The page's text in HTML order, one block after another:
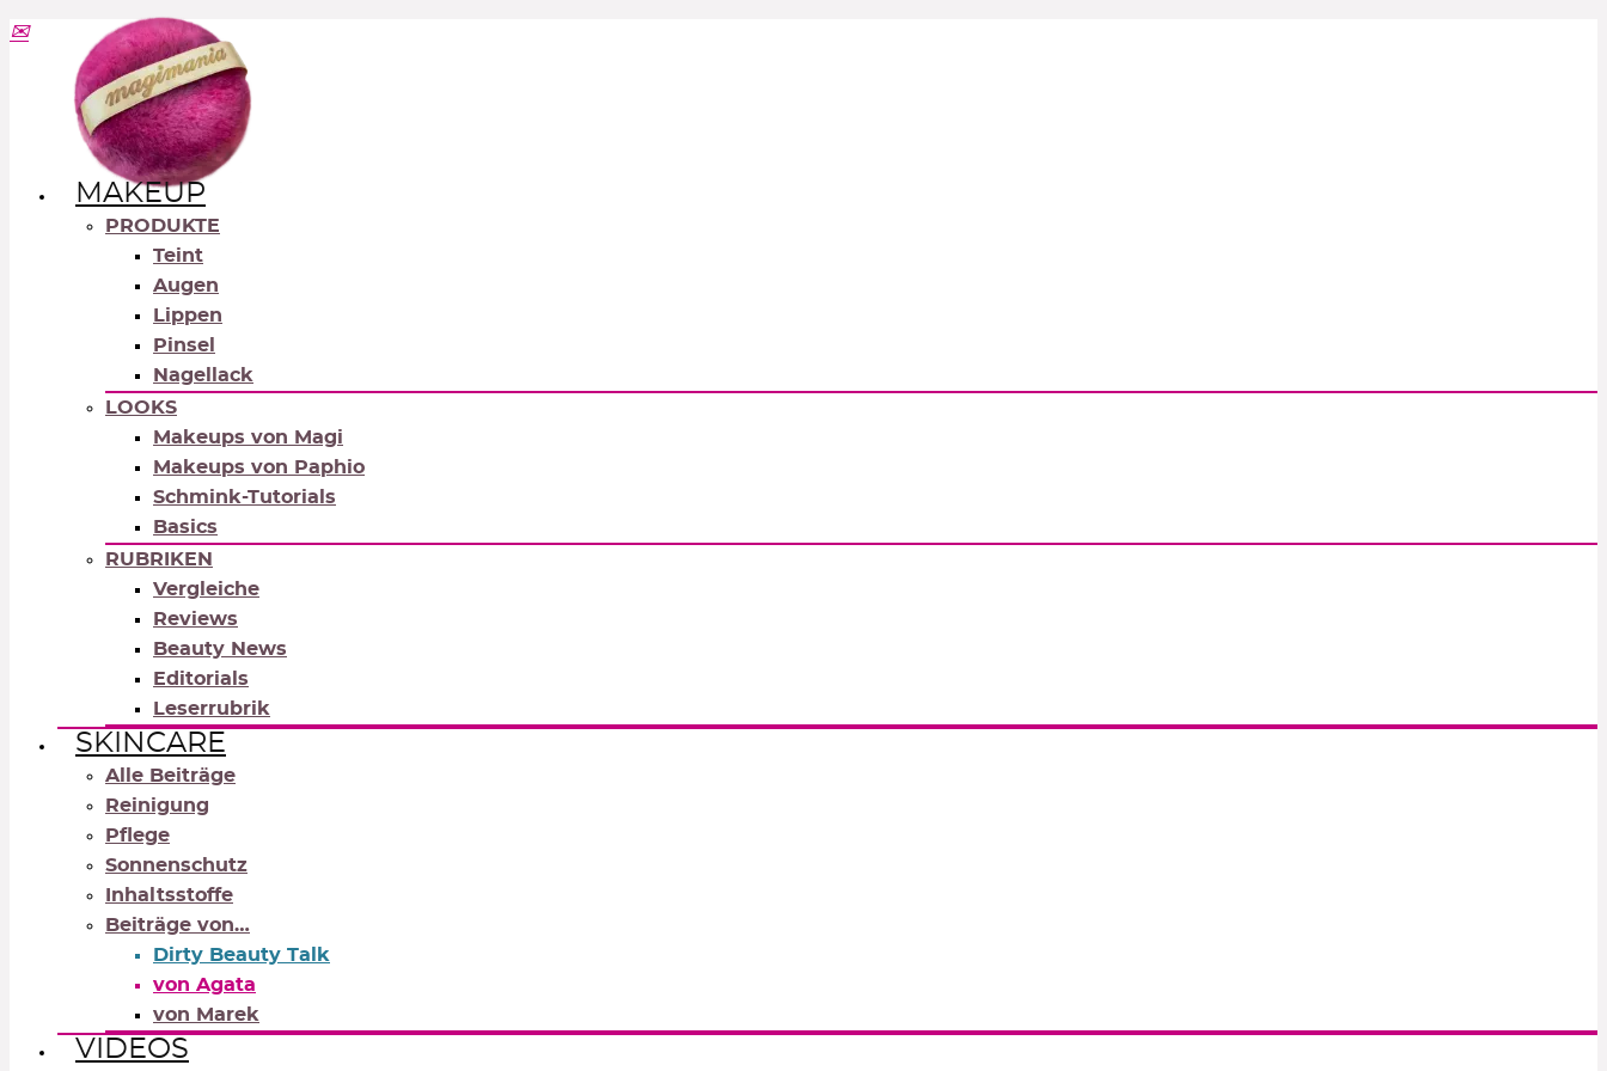
MAKEUP
PRODUKTE
Teint
Augen
Lippen
Pinsel
Nagellack
LOOKS
Makeups von Magi
Makeups von Paphio
Schmink-Tutorials
Basics
RUBRIKEN
Vergleiche
Reviews
Beauty News
Editorials
Leserrubrik
SKINCARE
Alle Beiträge
Reinigung
Pflege
Sonnenschutz
Inhaltsstoffe
Beiträge von…
Dirty Beauty Talk
von Agata
von Marek
VIDEOS